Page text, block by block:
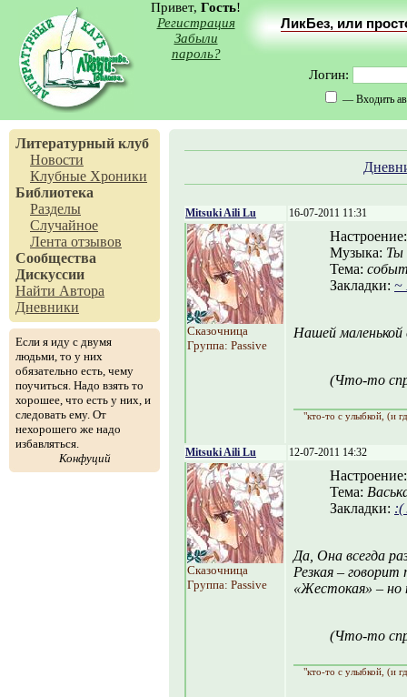
Привет, Гость!
Регистрация
Забыли
пароль?
ЛикБез, или
Логин:
— Входить
Литературный клуб
Новости
Клубные Хроники
Библиотека
Разделы
Случайное
Лента отзывов
Сообщества
Дискуссии
Найти Автора
Дневники
Если я иду с двумя
людьми, то у них
обязательно есть, чему
поучиться. Надо взять то
хорошее, что есть у них, и
следовать ему. От
нехорошего же надо
избавляться.
Конфуций
Mitsuki Aili Lu 16-07-2011 11:31
Сказочница
Группа: Passive
Музыка: Ты
Тема:
Закладки: ~
Нашей маленькой
(Что-то
"кто-то с улыбкой, (и
Mitsuki Aili Lu 12-07-2011 14:32
Сказочница
Группа: Passive
Тема:
Закладки: :(
Да, Она всегда
Резкая –
«Жестокая» – но
(Что-то
"кто-то с улыбкой, (и